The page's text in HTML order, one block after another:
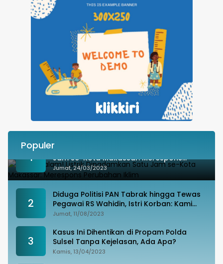
Populer
1
Besok Malam! Listrik Dipadamkan Satu
Jam se-Kota Makassar: Merespons
Perubahan Iklim
Jumat, 24/03/2023
2
Diduga Politisi PAN Tabrak hingga Tewas
Pegawai RS Wahidin, Istri Korban: Kami
Tak Terima
Jumat, 11/08/2023
3
Kasus Ini Dihentikan di Propam Polda
Sulsel Tanpa Kejelasan, Ada Apa?
Kamis, 13/04/2023